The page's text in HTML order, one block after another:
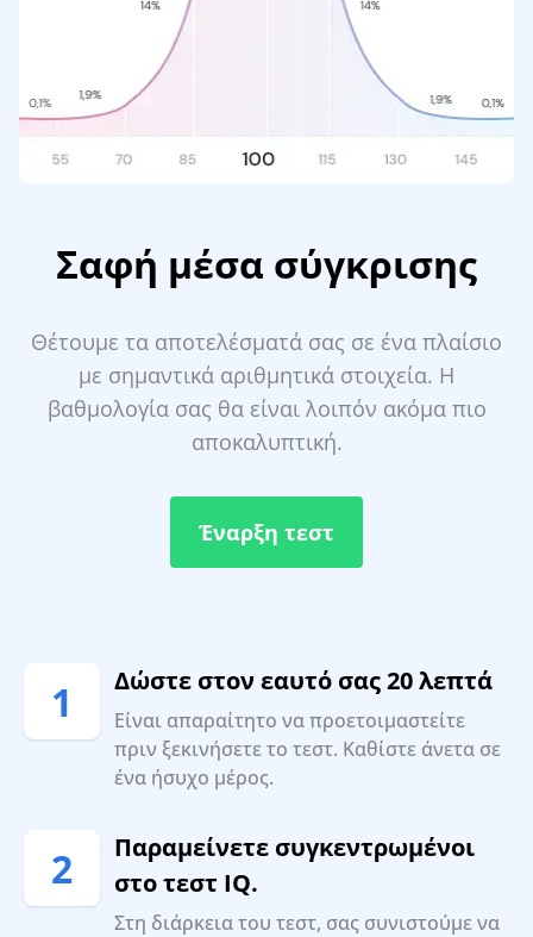
Σαφή μέσα σύγκρισης
Θέτουμε τα αποτελέσματά σας σε ένα πλαίσιο
με σημαντικά αριθμητικά στοιχεία. Η
βαθμολογία σας θα είναι λοιπόν ακόμα πιο
αποκαλυπτική.
Έναρξη τεστ
1 Δώστε στον εαυτό σας 20 λεπτά
Είναι απαραίτητο να προετοιμαστείτε
πριν ξεκινήσετε το τεστ. Καθίστε άνετα σε
ένα ήσυχο μέρος.
2
Παραμείνετε συγκεντρωμένοι
στο τεστ IQ.
Στη διάρκεια του τεστ, σας συνιστούμε να